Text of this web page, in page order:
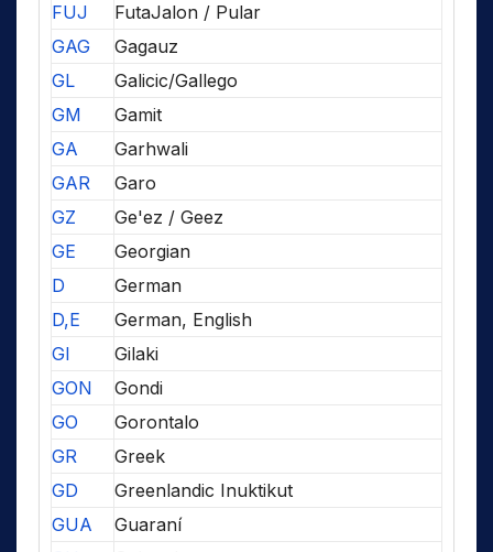
FUJ
FutaJalon / Pular
GAG
Gagauz
GL
Galicic/Gallego
GM
Gamit
GA
Garhwali
GAR
Garo
GZ
Ge'ez / Geez
GE
Georgian
D
German
D,E
German, English
GI
Gilaki
GON
Gondi
GO
Gorontalo
GR
Greek
GD
Greenlandic Inuktikut
GUA
Guaraní